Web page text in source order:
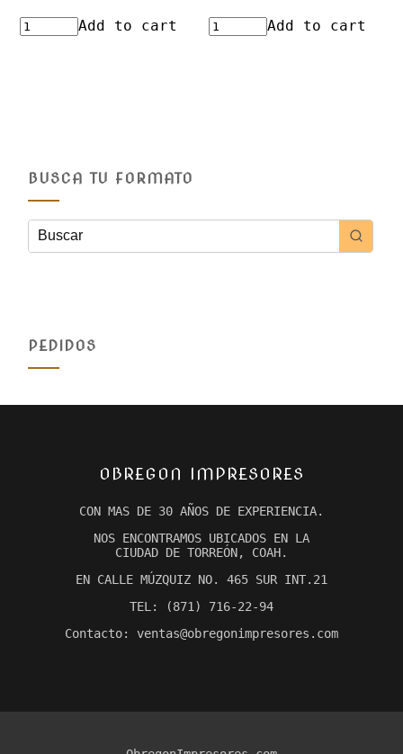
Add to cart Add to cart
BUSCA TU FORMATO
PEDIDOS
OBREGON IMPRESORES
CON MAS DE 30 AÑOS DE EXPERIENCIA.
NOS ENCONTRAMOS UBICADOS EN LA
CIUDAD DE TORREÓN, COAH.
EN CALLE MÚZQUIZ NO. 465 SUR INT.21
TEL: (871) 716-22-94
Contacto: ventas@obregonimpresores.com